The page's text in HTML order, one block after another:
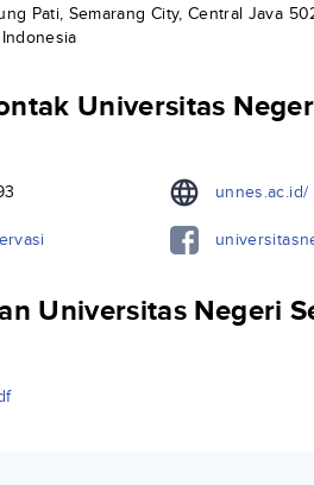
Pati, Semarang City, Central Java
Universitas
unnes.ac.id/
Universitas Negeri